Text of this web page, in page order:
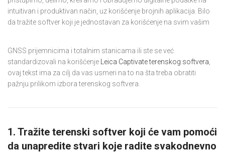
intuitivan i produktivan način, uz korišćenje brojnih aplikacija. Bilo
da tražite softver koji je jednostavan za korišćenje na svim vašim
GNSS prijemnicima i totalnim stanicama ili ste se već
standardizovali na korišćenje
Leica Captivate terenskog softvera
ovaj tekst ima za cilj da vas usmeri na to na šta treba obratiti
pažnju prilikom izbora terenskog softvera.
1. Tražite terenski softver koji će vam pomoći
da unapredite stvari koje radite svakodnevno